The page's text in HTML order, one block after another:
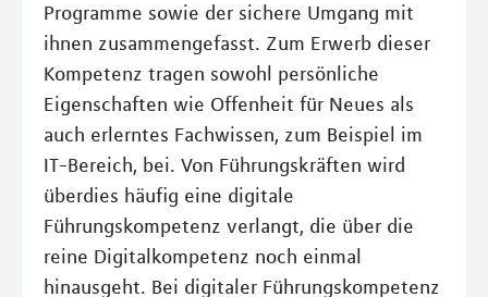
Programme sowie der sichere Umgang mit
ihnen zusammengefasst. Zum Erwerb dieser
Kompetenz tragen sowohl persönliche
Eigenschaften wie Offenheit für Neues als
auch erlerntes Fachwissen, zum Beispiel im
IT-Bereich, bei. Von Führungskräften wird
überdies häufig eine digitale
Führungskompetenz verlangt, die über die
reine Digitalkompetenz noch einmal
hinausgeht. Bei digitaler Führungskompetenz